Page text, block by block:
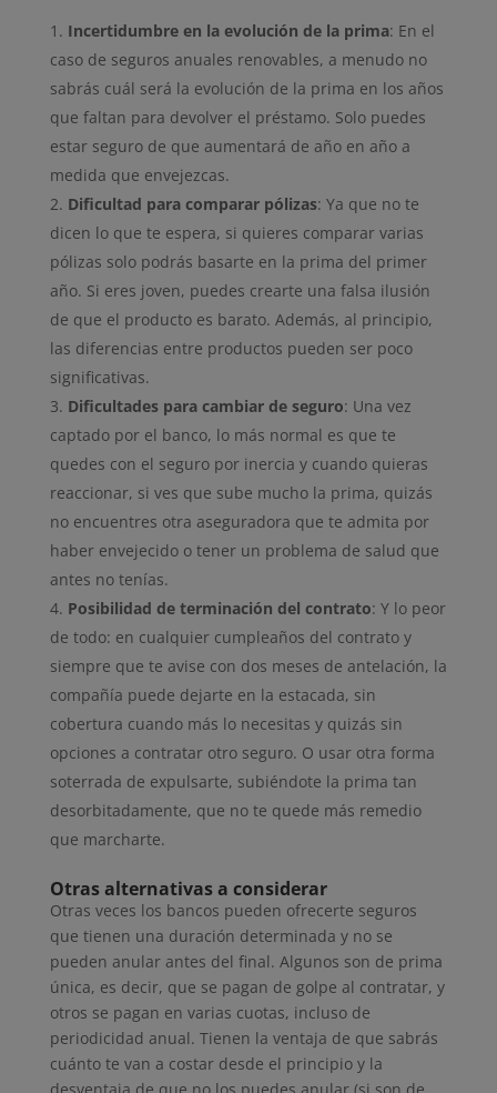
Incertidumbre en la evolución de la prima: En el
caso de seguros anuales renovables, a menudo no
sabrás cuál será la evolución de la prima en los años
que faltan para devolver el préstamo. Solo puedes
estar seguro de que aumentará de año en año a
medida que envejezcas.
Dificultad para comparar pólizas: Ya que no te
dicen lo que te espera, si quieres comparar varias
pólizas solo podrás basarte en la prima del primer
año. Si eres joven, puedes crearte una falsa ilusión
de que el producto es barato. Además, al principio,
las diferencias entre productos pueden ser poco
significativas.
Dificultades para cambiar de seguro: Una vez
captado por el banco, lo más normal es que te
quedes con el seguro por inercia y cuando quieras
reaccionar, si ves que sube mucho la prima, quizás
no encuentres otra aseguradora que te admita por
haber envejecido o tener un problema de salud que
antes no tenías.
Posibilidad de terminación del contrato: Y lo peor
de todo: en cualquier cumpleaños del contrato y
siempre que te avise con dos meses de antelación, la
compañía puede dejarte en la estacada, sin
cobertura cuando más lo necesitas y quizás sin
opciones a contratar otro seguro. O usar otra forma
soterrada de expulsarte, subiéndote la prima tan
desorbitadamente, que no te quede más remedio
que marcharte.
Otras alternativas a considerar
Otras veces los bancos pueden ofrecerte seguros
que tienen una duración determinada y no se
pueden anular antes del final. Algunos son de prima
única, es decir, que se pagan de golpe al contratar, y
otros se pagan en varias cuotas, incluso de
periodicidad anual. Tienen la ventaja de que sabrás
cuánto te van a costar desde el principio y la